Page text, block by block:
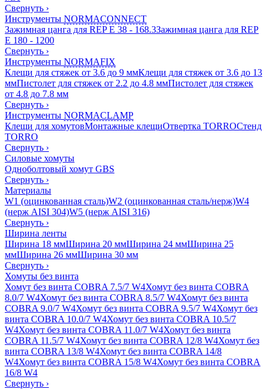
Свернуть ›
Инструменты NORMACONNECT
Зажимная цанга для REP E 38 - 168.3Зажимная цанга для REP
E 180 - 1200
Свернуть ›
Инструменты NORMAFIX
Клещи для стяжек от 3.6 до 9 ммКлещи для стяжек от 3.6 до 13
ммПистолет для стяжек от 2.2 до 4.8 ммПистолет для стяжек
от 4.8 до 7.8 мм
Свернуть ›
Инструменты NORMACLAMP
Клещи для хомутовМонтажные клещиОтвертка TORROСтенд
TORRO
Свернуть ›
Силовые хомуты
Одноболтовый хомут GBS
Свернуть ›
Материалы
W1 (оцинкованная сталь)W2 (оцинкованная сталь/нерж)W4
(нерж AISI 304)W5 (нерж AISI 316)
Свернуть ›
Ширина ленты
Ширина 18 ммШирина 20 ммШирина 24 ммШирина 25
ммШирина 26 ммШирина 30 мм
Свернуть ›
Хомуты без винта
Хомут без винта COBRA 7.5/7 W4Хомут без винта COBRA
8.0/7 W4Хомут без винта COBRA 8.5/7 W4Хомут без винта
COBRA 9.0/7 W4Хомут без винта COBRA 9.5/7 W4Хомут без
винта COBRA 10.0/7 W4Хомут без винта COBRA 10.5/7
W4Хомут без винта COBRA 11.0/7 W4Хомут без винта
COBRA 11.5/7 W4Хомут без винта COBRA 12/8 W4Хомут без
винта COBRA 13/8 W4Хомут без винта COBRA 14/8
W4Хомут без винта COBRA 15/8 W4Хомут без винта COBRA
16/8 W4
Свернуть ›